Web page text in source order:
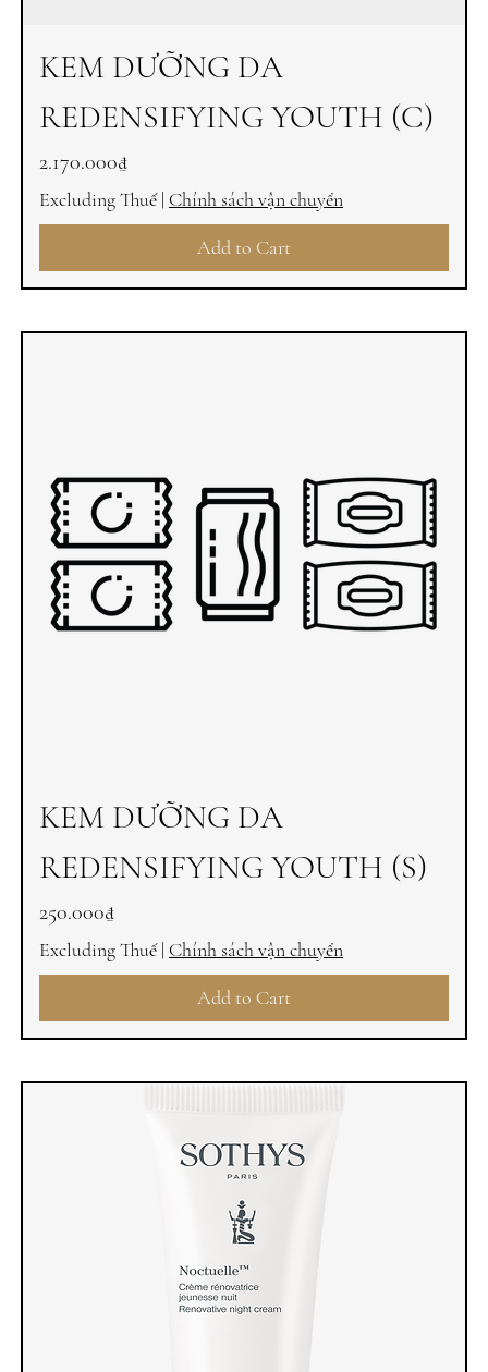
KEM DƯỠNG DA
REDENSIFYING YOUTH (C)
Price
2.170.000₫
Excluding Thuế| Chính sách vận chuyển
Add to Cart
KEM DƯỠNG DA
REDENSIFYING YOUTH (S)
Price
250.000₫
Excluding Thuế| Chính sách vận chuyển
Add to Cart